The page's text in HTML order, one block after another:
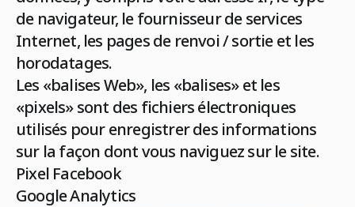
de navigateur, le fournisseur de services
Internet, les pages de renvoi / sortie et les
horodatages.
Les «balises Web», les «balises» et les
«pixels» sont des fichiers électroniques
utilisés pour enregistrer des informations
sur la façon dont vous naviguez sur le site.
Pixel Facebook
Google Analytics